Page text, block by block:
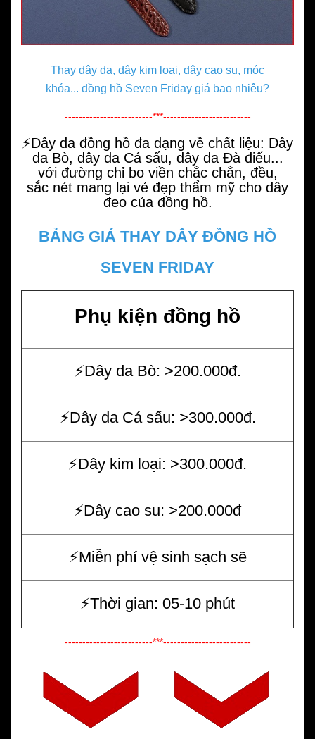
Thay dây da, dây kim loại, dây cao su, móc
khóa... đồng hồ Seven Friday giá bao nhiêu?
-------------------------***-------------------------
⚡️Dây da đồng hồ đa dạng về chất liệu: Dây
da Bò, dây da Cá sấu, dây da Đà điểu...
với đường chỉ bo viền chắc chắn, đều,
sắc nét mang lại vẻ đẹp thẩm mỹ cho dây
đeo của đồng hồ.
BẢNG GIÁ THAY DÂY ĐỒNG HỒ
SEVEN FRIDAY
Phụ kiện đồng hồ
⚡️Dây da Bò: >200.000đ.
⚡️Dây da Cá sấu: >300.000đ.
⚡️Dây kim loại: >300.000đ.
⚡️Dây cao su: >200.000đ
⚡️Miễn phí vệ sinh sạch sẽ
⚡️Thời gian: 05-10 phút
-------------------------***-------------------------